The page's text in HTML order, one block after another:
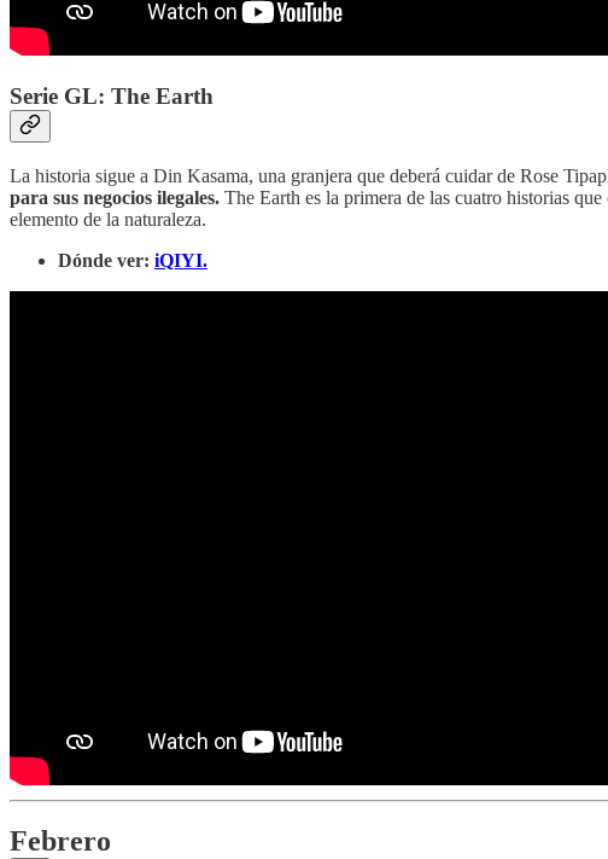
Serie GL: The Earth
La historia sigue a Din Kasama, una granjera que deberá cuidar de Rose
para sus negocios ilegales. The Earth es la primera de las cuatro historias
elemento de la naturaleza.
Dónde ver: iQIYI.
Febrero